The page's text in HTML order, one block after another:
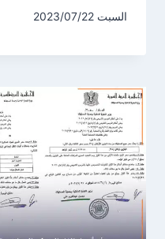
السبت 2023/07/22